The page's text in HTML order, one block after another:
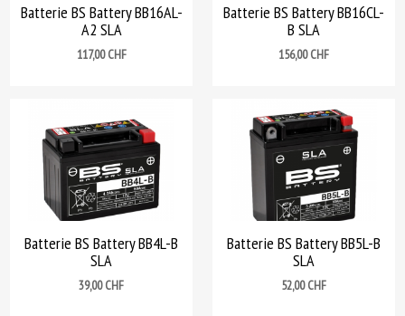
Batterie BS Battery BB16AL-
A2 SLA
Prix
117,00 CHF
Batterie BS Battery BB16CL-
B SLA
Prix
156,00 CHF
Batterie BS Battery BB4L-B
SLA
Prix
39,00 CHF
Batterie BS Battery BB5L-B
SLA
Prix
52,00 CHF